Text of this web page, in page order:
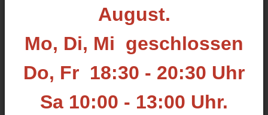
August.
Mo, Di, Mi geschlossen
Do, Fr 18:30 - 20:30 Uhr
Sa 10:00 - 13:00 Uhr.